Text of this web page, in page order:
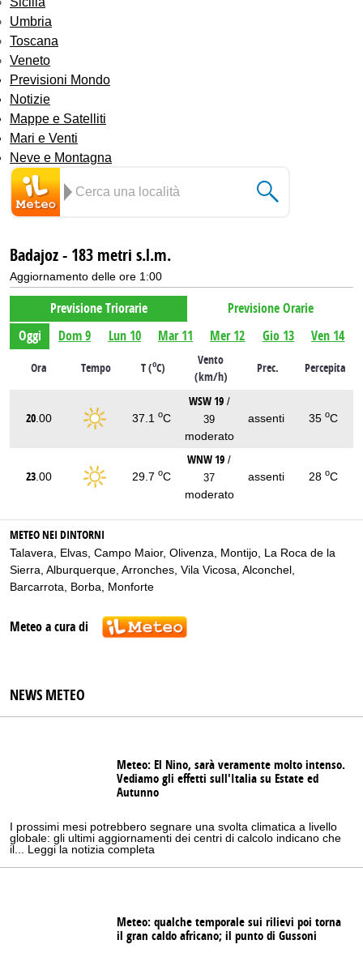
Umbria
Toscana
Veneto
Previsioni Mondo
Notizie
Mappe e Satelliti
Mari e Venti
Neve e Montagna
Badajoz - 183 metri s.l.m.
Aggiornamento delle ore 1:00
Previsione Triorarie
Previsione Orarie
Oggi
Dom 9 Lun 10 Mar 11 Mer 12 Gio 13 Ven 14
Ora Tempo T (oC)
Vento
(km/h)
Prec. Percepita
20 .00 37.1 oC
WSW 19 /
39
moderato
assenti 35 oC
23 .00 29.7 oC
WNW 19 /
37
moderato
assenti 28 oC
METEO NEI DINTORNI
Talavera Elvas Campo Maior, Olivenza Montijo La Roca de la
Sierra Alburquerque Arronches Vila Vicosa Alconchel
Barcarrota
Borba Monforte
Meteo a cura di
NEWS METEO
Meteo: El Nino, sarà veramente molto intenso.
Vediamo gli effetti sull'Italia su Estate ed
Autunno
I prossimi mesi potrebbero segnare una svolta climatica a livello
globale: gli ultimi aggiornamenti dei centri di calcolo indicano che
il... Leggi la notizia completa
Meteo: qualche temporale sui rilievi poi torna
il gran caldo africano; il punto di Gussoni